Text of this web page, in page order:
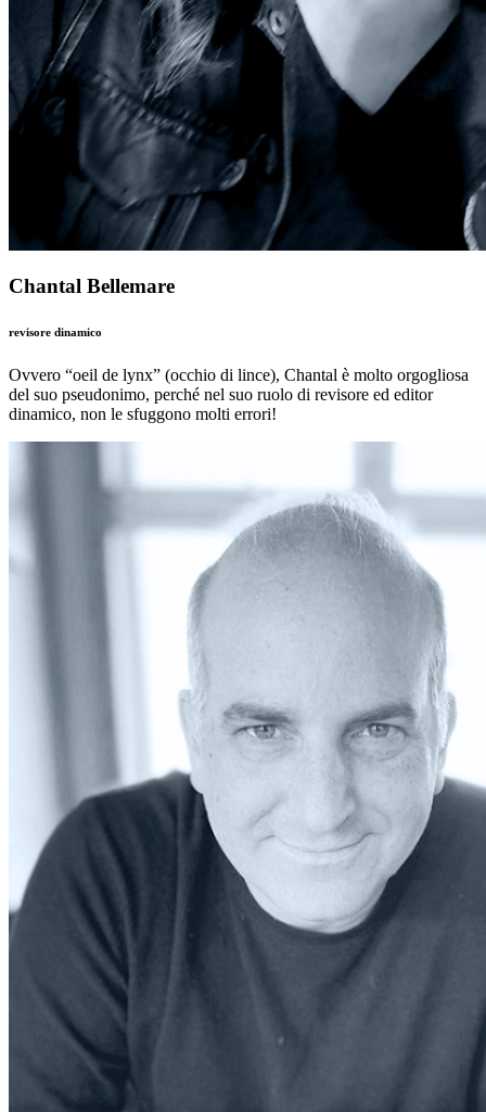
Chantal Bellemare
revisore dinamico
Ovvero “oeil de lynx” (occhio di lince), Chantal è molto orgogliosa
del suo pseudonimo, perché nel suo ruolo di revisore ed editor
dinamico, non le sfuggono molti errori!